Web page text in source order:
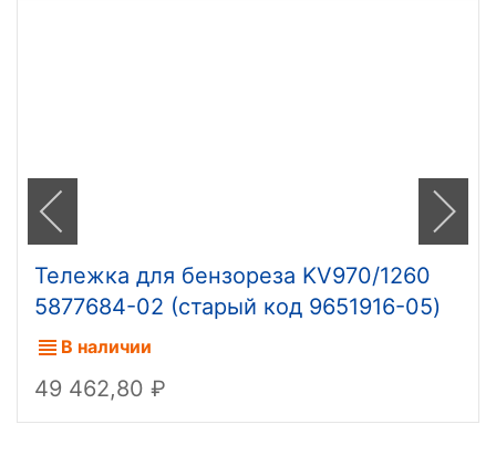
Тележка для бензореза KV970/1260
5877684-02 (старый код 9651916-05)
В наличии
49 462,80